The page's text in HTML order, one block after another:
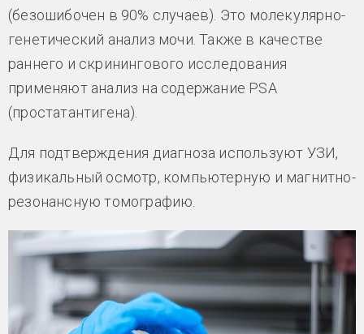
(безошибочен в 90% случаев). Это молекулярно-
генетический анализ мочи. Также в качестве
раннего и скринингового исследования
применяют анализ на содержание PSA
(простатантигена).
Для подтверждения диагноза используют УЗИ,
физикальный осмотр, компьютерную и магнитно-
резонансную томографию.